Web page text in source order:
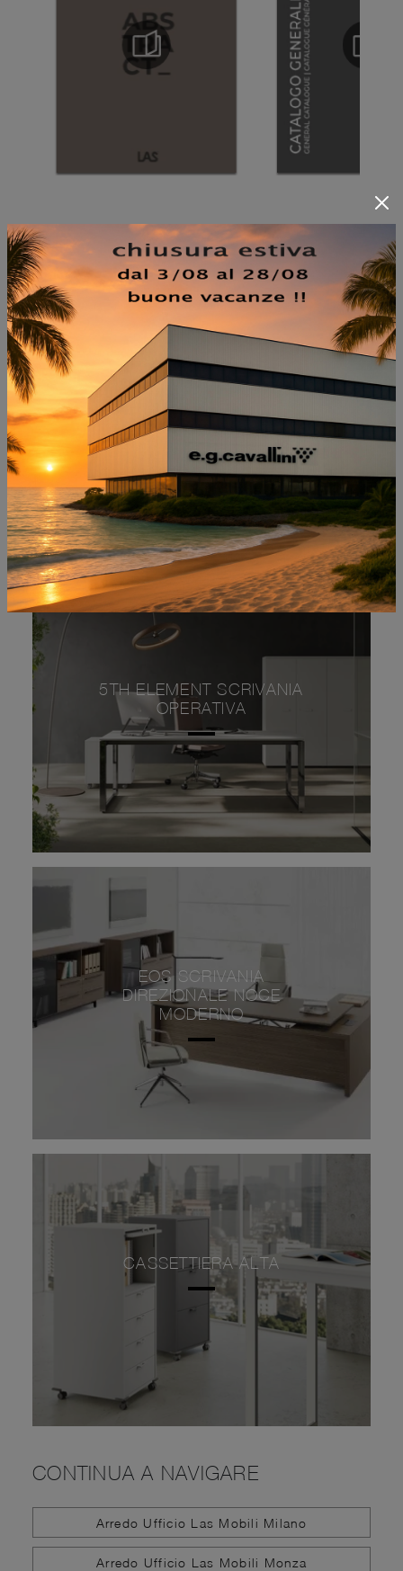
NON PERDERTI ANCHE:
5TH ELEMENT SCRIVANIA
OPERATIVA
EOS SCRIVANIA
DIREZIONALE NOCE
MODERNO
CASSETTIERA ALTA
CONTINUA A NAVIGARE
Arredo Ufficio Las Mobili Milano
Arredo Ufficio Las Mobili Monza